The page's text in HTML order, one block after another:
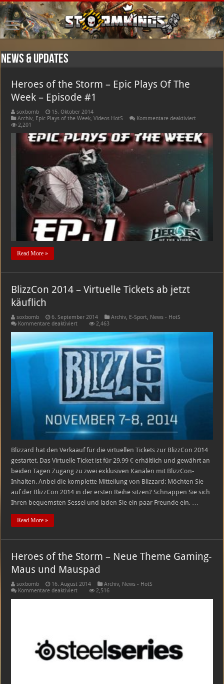
News & Updates
Heroes of the Storm – Epic Plays Of The
Week – Episode #1
soxbomb
15. Oktober 2014
Archiv, Epic Plays of the Week,Videos HotS Kommentare deaktiviertfür
the
Storm
–
Plays
Of
The
#1
2,201
Read More »
BlizzCon 2014 – Virtuelle Tickets ab jetzt
käuflich
soxbomb 6. September 2014 Archiv, E-Sport, News - HotS
Kommentare deaktiviertfür
2014
–
Virtuelle
Tickets
ab
jetzt
käuflich
2,463
Blizzard hat den Verkaauf für die virtuellen Tickets zur BlizzCon 2014
gestartet. Das Virtuelle Ticket ist für 29,99 € erhältlich und gewährt an
beiden Tagen Zugang zu zwei exklusiven Kanälen mit BlizzCon-
Inhalten. Anbei die komplette Mitteilung von Blizzard: Möchten Sie
auf der BlizzCon 2014 in der ersten Reihe sitzen? Schnappen Sie sich
Ihren bequemsten Sessel und laden Sie ein paar Freunde ein, …
Read More »
Heroes of the Storm – Neue Theme Gaming-
Maus und Mauspad
soxbomb 16. August 2014 Archiv, News - HotS
Kommentare deaktiviertfür
Maus
und
Mauspad
2,516